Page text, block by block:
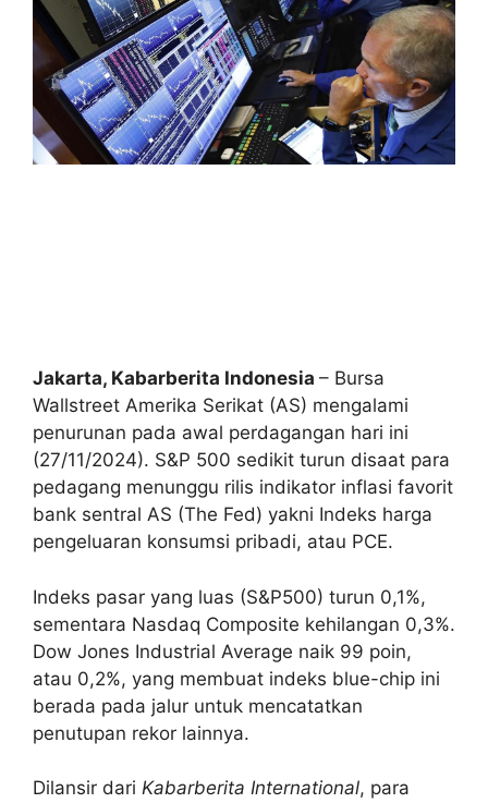
Jakarta, Kabarberita Indonesia – Bursa
Wallstreet Amerika Serikat (AS) mengalami
penurunan pada awal perdagangan hari ini
(27/11/2024). S&P 500 sedikit turun disaat para
pedagang menunggu rilis indikator inflasi favorit
bank sentral AS (The Fed) yakni Indeks harga
pengeluaran konsumsi pribadi, atau PCE.
Indeks pasar yang luas (S&P500) turun 0,1%,
sementara Nasdaq Composite kehilangan 0,3%.
Dow Jones Industrial Average naik 99 poin,
atau 0,2%, yang membuat indeks blue-chip ini
berada pada jalur untuk mencatatkan
penutupan rekor lainnya.
Dilansir dari Kabarberita International, para